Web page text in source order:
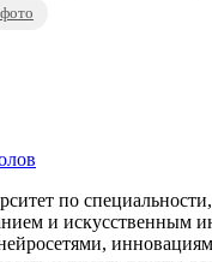
по
и искусственным